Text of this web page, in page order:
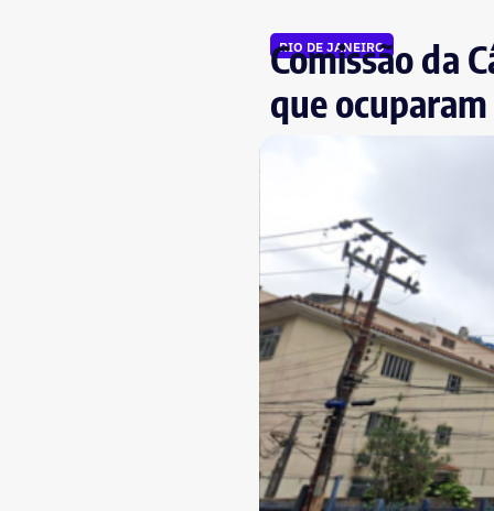
RIO DE JANEIRO
Comissão da
que